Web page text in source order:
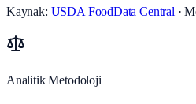
Kaynak: USDA FoodData Central ·
Analitik Metodoloji